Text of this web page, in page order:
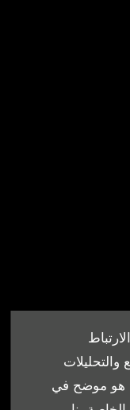
والتحليلات
هو موضح في